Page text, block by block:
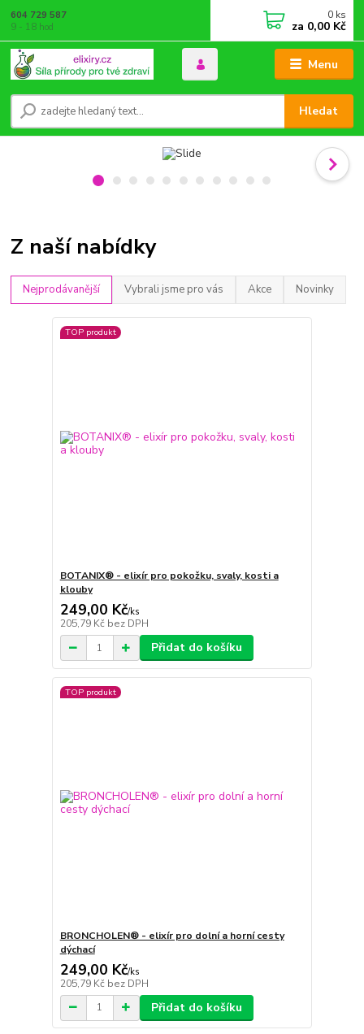
Menu
Hledat
604 729 587
9 - 18 hod
0 ks
za 0,00 Kč
Z naší nabídky
Nejprodávanější Vybrali jsme pro vás Akce Novinky
TOP produkt
BOTANIX® - elixír pro pokožku, svaly, kosti a
klouby
249,00 Kč/ks
205,79 Kč bez DPH
Přidat do košíku
TOP produkt
BRONCHOLEN® - elixír pro dolní a horní cesty
dýchací
249,00 Kč/ks
205,79 Kč bez DPH
Přidat do košíku